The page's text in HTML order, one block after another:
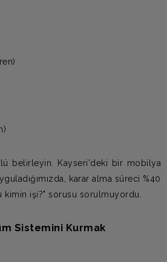
belirleyin. Kayseri'deki bir mobilya
karar alma süreci %40
kimin işi?" sorusu sorulmuyordu.
Sistemini Kurmak